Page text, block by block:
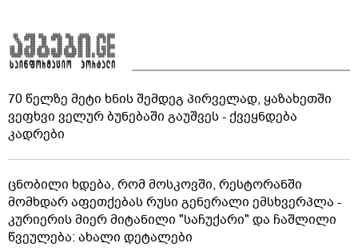
70 წელზე მეტი ხნის შემდეგ პირველად, ყაზახეთში
ვეფხვი ველურ ბუნებაში გაუშვეს - ქვეყნდება
კადრები
ცნობილი ხდება, რომ მოსკოვში, რესტორანში
მომხდარ აფეთქებას რუსი გენერალი ემსხვერპლა -
კურიერის მიერ მიტანილი "საჩუქარი" და ჩაშლილი
წვეულება: ახალი დეტალები